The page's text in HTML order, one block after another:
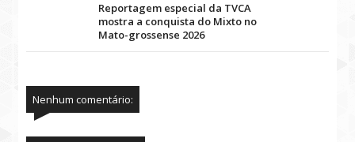
Reportagem especial da TVCA
mostra a conquista do Mixto no
Mato-grossense 2026
Nenhum comentário: